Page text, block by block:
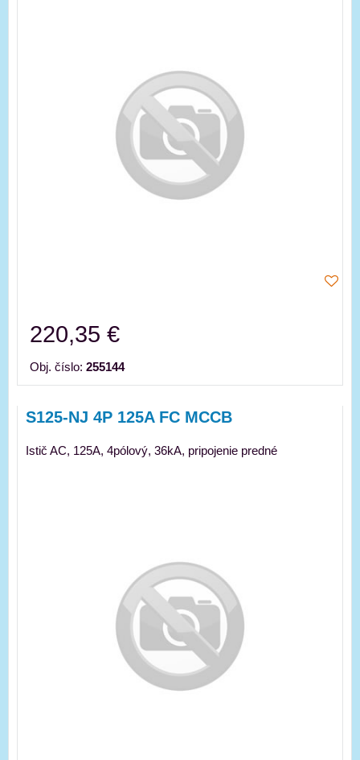
220,35 €
Obj. číslo: 255144
S125-NJ 4P 125A FC MCCB
Istič AC, 125A, 4pólový, 36kA, pripojenie predné